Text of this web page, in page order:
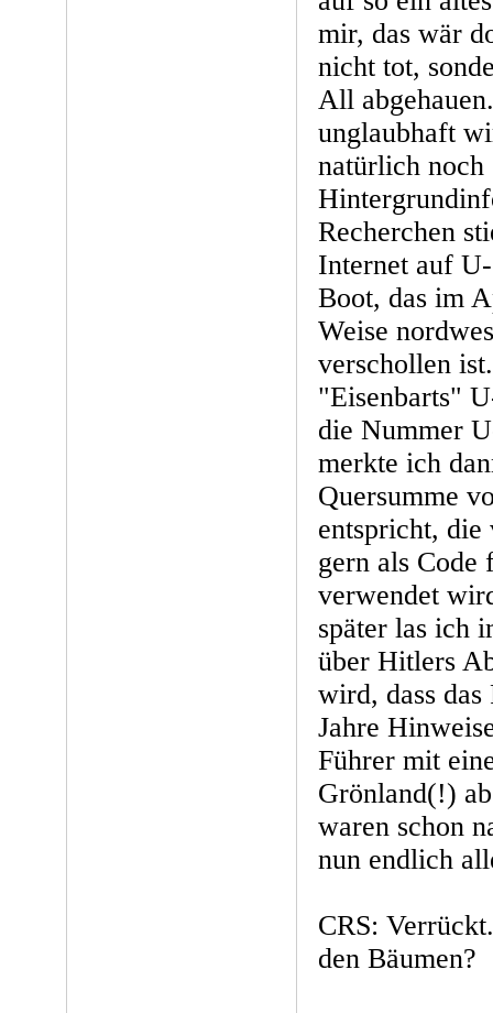
mir, das wär
nicht tot,
All
unglaubhaft
natürlich noch
Recherchen
Internet auf
Boot, das im
Weise
verschollen
"Eisenbarts"
die Nummer
merkte ich
Quersumme
entspricht, die
gern als
verwendet
später las ich
über Hitlers
wird, dass
Jahre
Führer mit
Grönland(!)
waren schon
nun endlich
CRS:
den Bäumen?